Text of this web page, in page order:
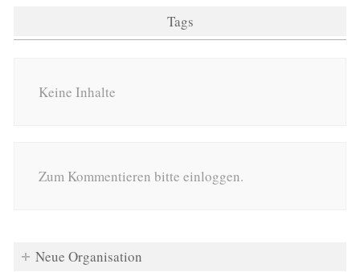
Tags
Keine Inhalte
Zum Kommentieren bitte einloggen.
Neue Organisation